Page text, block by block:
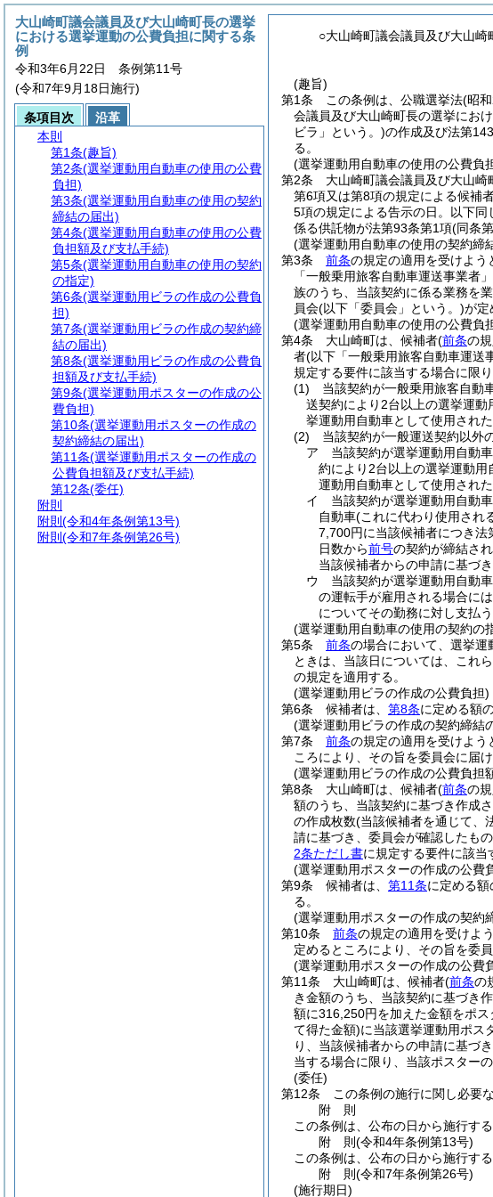
○大山崎町議会議員及び大山
(趣旨)
第1条
この条例は、公職選挙法(昭
会議員及び大山崎町長の選挙にお
ビラ」という。)の作成及び法第
る。
(選挙運動用自動車の使用の公費負
第2条
大山崎町議会議員及び大山
第6項又は第8項の規定による候補
5項の規定による告示の日。以下同
係る供託物が法第93条第1項(同条
(選挙運動用自動車の使用の契約締
第3条
前条の規定の適用を受けよ
「一般乗用旅客自動車運送事業者
族のうち、当該契約に係る業務を
員会(以下「委員会」という。)が定
(選挙運動用自動車の使用の公費負
第4条
大山崎町は、候補者(前条の
者(以下「一般乗用旅客自動車運送
規定する要件に該当する場合に限
(1)
当該契約が一般乗用旅客自動
送契約により2台以上の選挙運
挙運動用自動車として使用され
(2)
当該契約が一般運送契約以
ア
当該契約が選挙運動用自動
約により2台以上の選挙運動
運動用自動車として使用され
イ
当該契約が選挙運動用自動
自動車(これに代わり使用され
7,700円に当該候補者につき
日数から前号の契約が締結さ
当該候補者からの申請に基づ
ウ
当該契約が選挙運動用自動
の運転手が雇用される場合に
についてその勤務に対し支払
(選挙運動用自動車の使用の契約の
第5条
前条の場合において、選挙運
ときは、当該日については、これ
の規定を適用する。
(選挙運動用ビラの作成の公費負担)
第6条
候補者は、 第8条に定める額
(選挙運動用ビラの作成の契約締結
第7条
前条の規定の適用を受けよう
ころにより、その旨を委員会に届
(選挙運動用ビラの作成の公費負担
第8条
大山崎町は、候補者(前条の
額のうち、当該契約に基づき作成
の作成枚数(当該候補者を通じて、
請に基づき、委員会が確認したも
2条ただし書に規定する要件に該当
(選挙運動用ポスターの作成の公費
第9条
候補者は、 第11条に定める額
る。
(選挙運動用ポスターの作成の契約
第10条
前条の規定の適用を受けよ
定めるところにより、その旨を委
(選挙運動用ポスターの作成の公費
第11条
大山崎町は、候補者(前条の
き金額のうち、当該契約に基づき
額に316,250円を加えた金額をポ
て得た金額)に当該選挙運動用ポス
り、当該候補者からの申請に基づ
当する場合に限り、当該ポスター
(委任)
第12条
この条例の施行に関し必要
附 則
この条例は、公布の日から施行する
附 則(令和4年条例第13号)
この条例は、公布の日から施行する
附 則(令和7年条例第26号)
(施行期日)
大山崎町議会議員及び大山崎町長の選挙
における選挙運動の公費負担に関する条
例
令和3年6月22日 条例第11号
(令和7年9月18日施行)
条項目次
沿革
本則
第1条(趣旨)
第2条(選挙運動用自動車の使用の公費
負担)
第3条(選挙運動用自動車の使用の契約
締結の届出)
第4条(選挙運動用自動車の使用の公費
負担額及び支払手続)
第5条(選挙運動用自動車の使用の契約
の指定)
第6条(選挙運動用ビラの作成の公費負
担)
第7条(選挙運動用ビラの作成の契約締
結の届出)
第8条(選挙運動用ビラの作成の公費負
担額及び支払手続)
第9条(選挙運動用ポスターの作成の公
費負担)
第10条(選挙運動用ポスターの作成の
契約締結の届出)
第11条(選挙運動用ポスターの作成の
公費負担額及び支払手続)
第12条(委任)
附則
附則 (令和4年条例第13号)
附則 (令和7年条例第26号)